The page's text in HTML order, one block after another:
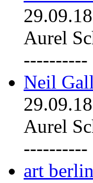
29.09.18
Aurel
----------
Neil Gall
29.09.18
Aurel
----------
art